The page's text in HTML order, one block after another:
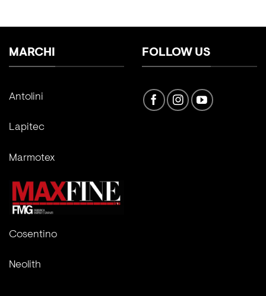
MARCHI
Antolini
Lapitec
Marmotex
Cosentino
Neolith
FOLLOW US